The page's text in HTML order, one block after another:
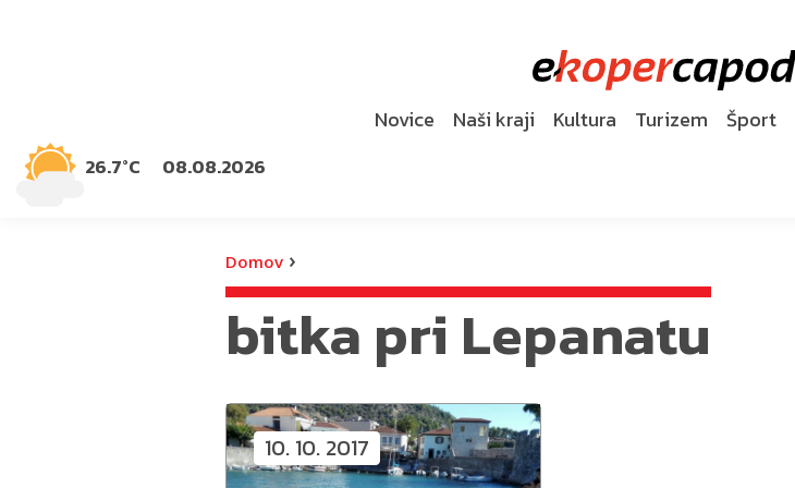
26.7°C 08.08.2026
Novice Naši kraji Kultura Turizem Šport
Domov ›
bitka pri Lepanatu
10. 10. 2017